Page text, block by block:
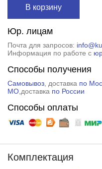
В корзину
Юр. лицам
Почта для запросов:
Информация по работе с
Способы получения
Самовывоз, доставка по
МО,доставка по России
Способы оплаты
Комплектация